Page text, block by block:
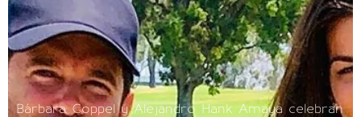
Bárbara Coppel y Alejandro Hank Amaya celebran